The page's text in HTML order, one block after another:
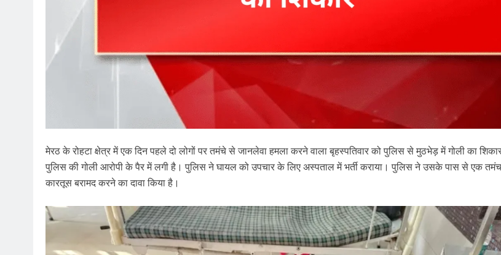
मेरठ के रोहटा क्षेत्र में एक दिन पहले दो लोगों पर तमंचे से जानलेवा हमला करने वाला बृहस्पतिवार को पुलिस से मुठभेड़ में गोली का
पुलिस की गोली आरोपी के पैर में लगी है। पुलिस ने घायल को उपचार के लिए अस्पताल में भर्ती कराया। पुलिस ने उसके पास से एक
कारतूस बरामद करने का दावा किया है।